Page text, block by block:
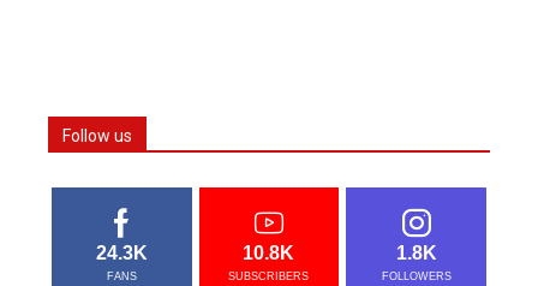
Follow us
24.3K
FANS
10.8K
SUBSCRIBERS
1.8K
FOLLOWERS